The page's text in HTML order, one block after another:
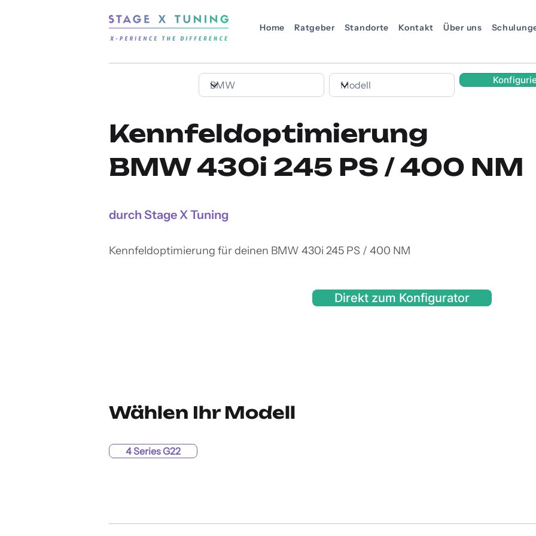
Home Ratgeber Standorte Kontakt Über uns
Kennfeldoptimierung
BMW 430i 245 PS / 400 NM
durch Stage X Tuning
Kennfeldoptimierung für deinen BMW 430i 245 PS / 400 NM
Direkt zum Konfigurator
Wählen Ihr Modell
4 Series G22